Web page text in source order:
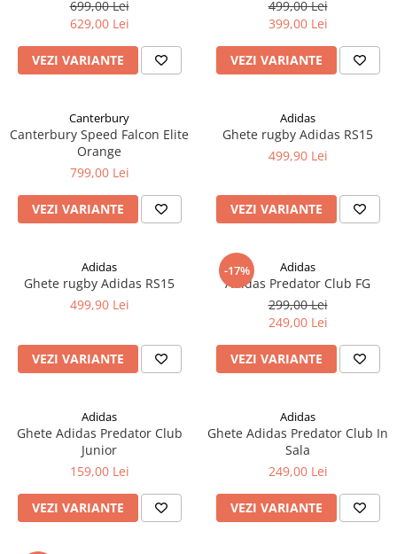
699,00 Lei
629,00 Lei
VEZI VARIANTE
499,00 Lei
399,00 Lei
VEZI VARIANTE
Canterbury
Canterbury Speed Falcon Elite
Orange
799,00 Lei
VEZI VARIANTE
Adidas
Ghete rugby Adidas RS15
499,90 Lei
VEZI VARIANTE
Adidas
Ghete rugby Adidas RS15
499,90 Lei
VEZI VARIANTE
-17% Adidas
Adidas Predator Club FG
299,00 Lei
249,00 Lei
VEZI VARIANTE
Adidas
Ghete Adidas Predator Club
Junior
159,00 Lei
VEZI VARIANTE
Adidas
Ghete Adidas Predator Club In
Sala
249,00 Lei
VEZI VARIANTE